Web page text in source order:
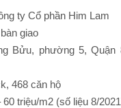
ty Cổ phần Him Lam
giao
Bửu, phường 5, Quận
468 căn hộ
60 triệu/m2 (số liệu 8/